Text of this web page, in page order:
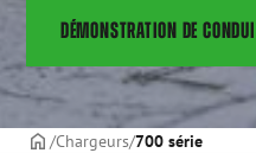
DÉMONSTRATION DE
PAGE DE COUVERTURE
Chargeurs 700 série